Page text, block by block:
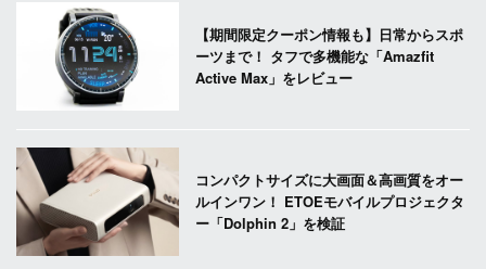
【期間限定クーポン情報も】日常からスポ
ーツまで！ タフで多機能な「Amazfit
Active Max」をレビュー
コンパクトサイズに大画面＆高画質をオー
ルインワン！ ETOEモバイルプロジェクタ
ー「Dolphin 2」を検証